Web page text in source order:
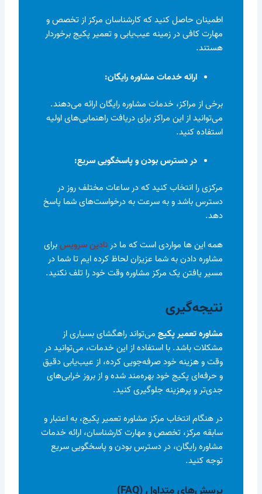
اطمینان حاصل کنید که کارشناسان مرکز از تخصص و
مهارت کافی در زمینه عیب‌یابی و تعمیر پکیج برخوردار
هستند.
ارائه خدمات مشاوره رایگان:
برخی از مراکز، خدمات مشاوره رایگان ارائه می‌دهند.
می‌توانید از این مراکز برای دریافت راهنمایی‌های اولیه
استفاده کنید.
در دسترس بودن و پاسخگویی سریع:
مرکزی را انتخاب کنید که در ساعات مختلف روز در
دسترس باشد و به سرعت به درخواست‌های شما پاسخ
دهد.
همه این ها مواردی است که ما درنادین سرویسبرای
مشاوره دادن به شما عزیزان لحاظ کرده ایم تا شما در
مسیر یافتن یک مرکز مشاوره وقت خود را تلف نکنید.
نتیجه‌گیری
مشاوره تعمیر پکیج می‌تواند راهگشای بسیاری از
مشکلات باشد. با استفاده از این خدمات، می‌توانید در
وقت و هزینه خود صرفه‌جویی کرده، از عیب‌یابی دقیق
و حرفه‌ای پکیج خود بهره‌مند شده و از بروز خرابی‌های
جدی‌تر و پرهزینه جلوگیری کنید.
در هنگام انتخاب مرکز مشاوره تعمیر پکیج، به اعتبار و
سابقه مرکز، تخصص و مهارت کارشناسان، ارائه خدمات
مشاوره رایگان، در دسترس بودن و پاسخگویی سریع
توجه کنید.
پرسش‌های متداول (FAQ)